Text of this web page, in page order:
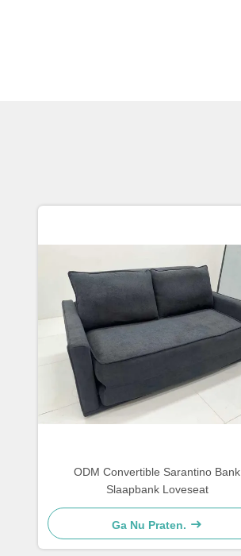
ODM Convertible Sarantino Bank
Slaapbank Loveseat
Ga Nu Praten.